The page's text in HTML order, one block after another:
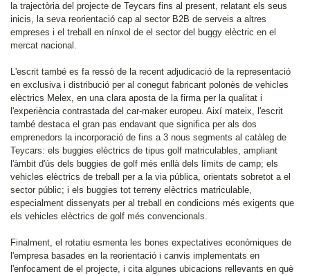
la trajectòria del projecte de Teycars fins al present, relatant els seus
inicis, la seva reorientació cap al sector B2B de serveis a altres
empreses i el treball en nínxol de el sector del buggy elèctric en el
mercat nacional.
L'escrit també es fa ressò de la recent adjudicació de la representació
en exclusiva i distribució per al conegut fabricant polonès de vehicles
elèctrics Melex, en una clara aposta de la firma per la qualitat i
l'experiència contrastada del car-maker europeu. Així mateix, l'escrit
també destaca el gran pas endavant que significa per als dos
emprenedors la incorporació de fins a 3 nous segments al catàleg de
Teycars: els buggies elèctrics de tipus golf matriculables, ampliant
l'àmbit d'ús dels buggies de golf més enllà dels límits de camp; els
vehicles elèctrics de treball per a la via pública, orientats sobretot a el
sector públic; i els buggies tot terreny elèctrics matriculable,
especialment dissenyats per al treball en condicions més exigents que
els vehicles elèctrics de golf més convencionals.
Finalment, el rotatiu esmenta les bones expectatives econòmiques de
l'empresa basades en la reorientació i canvis implementats en
l'enfocament de el projecte, i cita algunes ubicacions rellevants en què